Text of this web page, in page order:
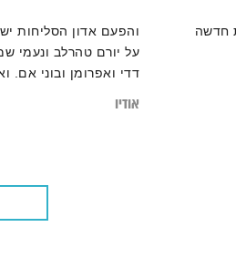
חדשה
והפעם אדון הסליחות
על יורם טהרלב ונעמי
דדי ואפרומן ובוני אם.
אודיו